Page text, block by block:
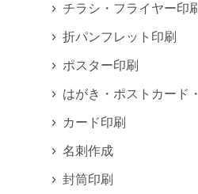
チラシ・フライヤー印
折パンフレット印刷
ポスター印刷
はがき・ポストカード
カード印刷
名刺作成
封筒印刷